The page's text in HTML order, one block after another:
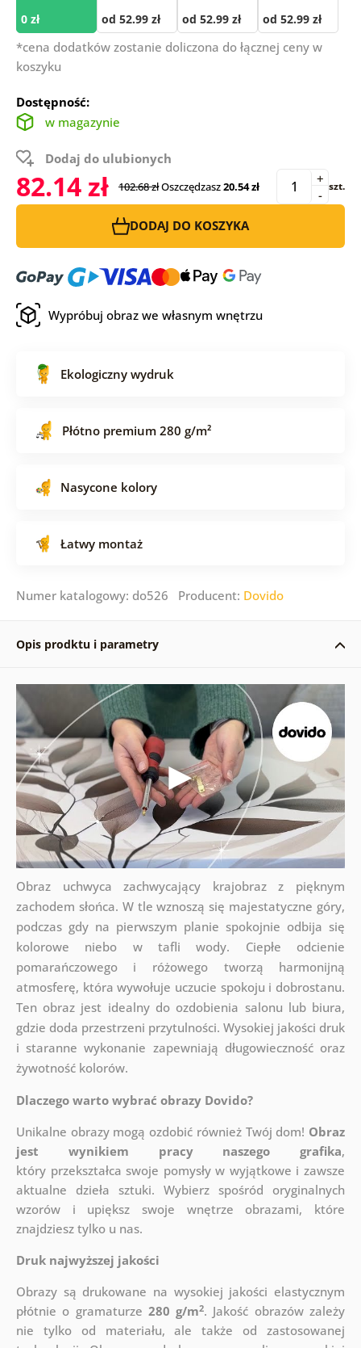
0 zł od 52.99 zł od 52.99 zł od 52.99 zł
*cena dodatków zostanie doliczona do łącznej ceny w
koszyku
Dostępność:
w magazynie
Dodaj do ulubionych
82.14 zł 102.68 złOszczędzasz20.54 zł -
+ szt.
DODAJ DO KOSZYKA
Wypróbuj obraz we własnym wnętrzu
Ekologiczny wydruk
Płótno premium 280 g/m²
Nasycone kolory
Łatwy montaż
Numer katalogowy: do526 Producent: Dovido
Opis prodktu i parametry
Obraz uchwyca zachwycający krajobraz z pięknym
zachodem słońca. W tle wznoszą się majestatyczne góry,
podczas gdy na pierwszym planie spokojnie odbija się
kolorowe niebo w tafli wody. Ciepłe odcienie
pomarańczowego i różowego tworzą harmonijną
atmosferę, która wywołuje uczucie spokoju i dobrostanu.
Ten obraz jest idealny do ozdobienia salonu lub biura,
gdzie doda przestrzeni przytulności. Wysokiej jakości druk
i staranne wykonanie zapewniają długowieczność oraz
żywotność kolorów.
Dlaczego warto wybrać obrazy Dovido?
Unikalne obrazy mogą ozdobić również Twój dom! Obraz
jest wynikiem pracy naszego grafika,
który przekształca swoje pomysły w wyjątkowe i zawsze
aktualne dzieła sztuki. Wybierz spośród oryginalnych
wzorów i upiększ swoje wnętrze obrazami, które
znajdziesz tylko u nas.
Druk najwyższej jakości
Obrazy są drukowane na wysokiej jakości elastycznym
płótnie o gramaturze 280 g/m2. Jakość obrazów zależy
nie tylko od materiału, ale także od zastosowanej